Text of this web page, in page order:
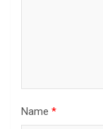
Name *